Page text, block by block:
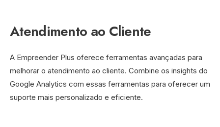
Atendimento ao Cliente
A Empreender Plus oferece ferramentas avançadas para
melhorar o atendimento ao cliente. Combine os insights do
Google Analytics com essas ferramentas para oferecer um
suporte mais personalizado e eficiente.